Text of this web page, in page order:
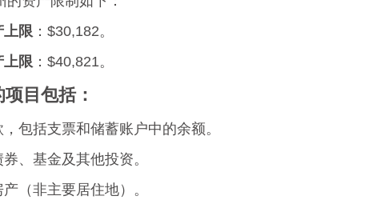
上限 ：$30,182。
上限 ：$40,821。
目包括：
包括支票和储蓄账户中的余额。
、基金及其他投资。
（非主要居住地）。